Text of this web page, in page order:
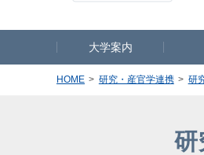
大学案内
HOME 研究・産官学連携 研
研